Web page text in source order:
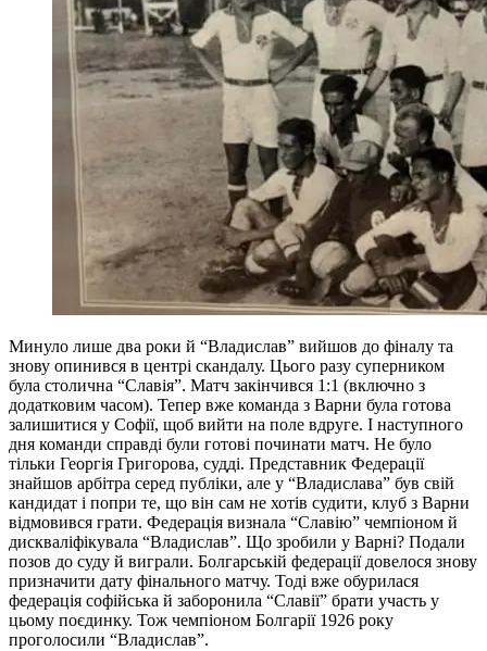
Минуло лише два роки й “Владислав” вийшов до фіналу та
знову опинився в центрі скандалу. Цього разу суперником
була столична “Славія”. Матч закінчився 1:1 (включно з
додатковим часом). Тепер вже команда з Варни була готова
залишитися у Софії, щоб вийти на поле вдруге. І наступного
дня команди справді були готові починати матч. Не було
тільки Георгія Григорова, судді. Представник Федерації
знайшов арбітра серед публіки, але у “Владислава” був свій
кандидат і попри те, що він сам не хотів судити, клуб з Варни
відмовився грати. Федерація визнала “Славію” чемпіоном й
дискваліфікувала “Владислав”. Що зробили у Варні? Подали
позов до суду й виграли. Болгарській федерації довелося знову
призначити дату фінального матчу. Тоді вже обурилася
федерація софійська й заборонила “Славії” брати участь у
цьому поєдинку. Тож чемпіоном Болгарії 1926 року
проголосили “Владислав”.